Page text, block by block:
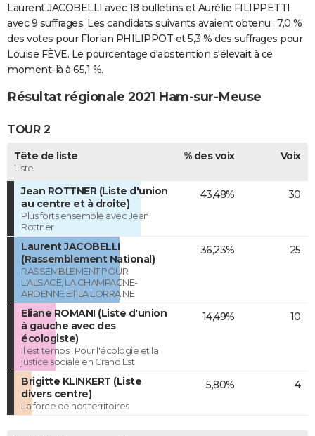
Laurent JACOBELLI avec 18 bulletins et Aurélie FILIPPETTI
avec 9 suffrages. Les candidats suivants avaient obtenu : 7,0 %
des votes pour Florian PHILIPPOT et 5,3 % des suffrages pour
Louise FÈVE. Le pourcentage d'abstention s'élevait à ce
moment-là à 65,1 %.
Résultat régionale 2021 Ham-sur-Meuse
TOUR 2
Tête de liste
Liste
% des voix Voix
Jean ROTTNER (Liste d'union
au centre et à droite)
Plus forts ensemble avec Jean
Rottner
43,48% 30
Laurent JACOBELLI
(Rassemblement National)
RASSEMBLEMENT POUR
L'ALSACE, LA CHAMPAGNE-
ARDENNE ET LA LORRAINE
36,23% 25
Eliane ROMANI (Liste d'union
à gauche avec des
écologiste)
Il est temps ! Pour l'écologie et la
justice sociale en Grand Est
14,49% 10
Brigitte KLINKERT (Liste
divers centre)
La force de nos territoires
5,80% 4